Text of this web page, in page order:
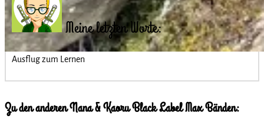
Meine letzten Worte:
Ausflug zum Lernen
Zu den anderen Nana & Kaoru Black Label Max Bänden: